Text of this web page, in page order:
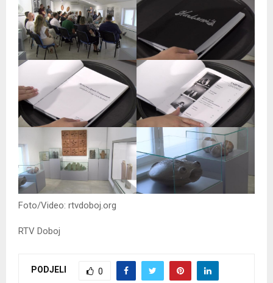
Foto/Video: rtvdoboj.org
RTV Doboj
PODJELI 0